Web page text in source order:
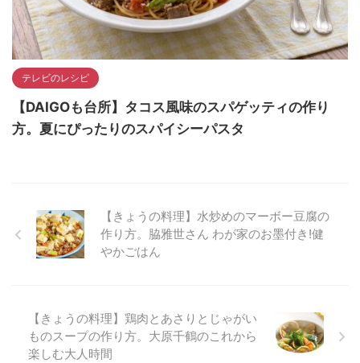
テレビのレシピ
【DAIGOも台所】タコス風味のスパゲッティの作り
方。夏にぴったりのスパイシーパスタ
【きょうの料理】水炒めのマーボー豆腐の
作り方。脇雅世さん わが家のお墨付き!健
やかごはん
【きょうの料理】鶏肉とあさりとじゃがい
ものスープの作り方。大原千鶴のこれから
楽しむ大人時間